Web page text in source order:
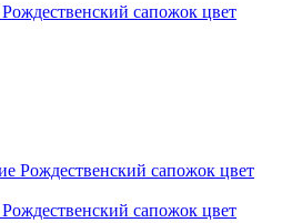
сапожок цвет
сапожок цвет